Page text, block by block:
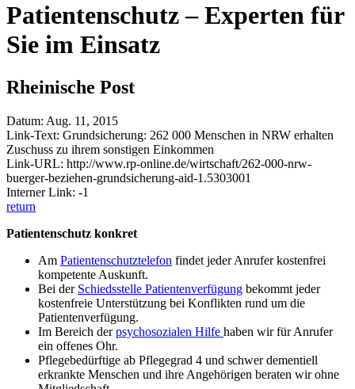
Patientenschutz – Experten für
Sie im Einsatz
Rheinische Post
Datum: Aug. 11, 2015
Link-Text: Grundsicherung: 262 000 Menschen in NRW erhalten
Zuschuss zu ihrem sonstigen Einkommen
Link-URL: http://www.rp-online.de/wirtschaft/262-000-nrw-
buerger-beziehen-grundsicherung-aid-1.5303001
Interner Link: -1
return
Patientenschutz konkret
Am Patientenschutztelefon findet jeder Anrufer kostenfrei
kompetente Auskunft.
Bei der Schiedsstelle Patientenverfügung bekommt jeder
kostenfreie Unterstützung bei Konflikten rund um die
Patientenverfügung.
Im Bereich derpsychosozialen Hilfe haben wir für Anrufer
ein offenes Ohr.
Pflegebedürftige ab Pflegegrad 4 und schwer dementiell
erkrankte Menschen und ihre Angehörigen beraten wir ohne